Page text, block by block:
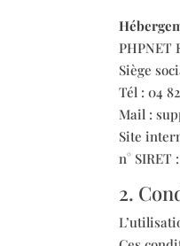
PHPNET
Siège
Tél : 04
Mail :
Site
n° SIRET
2.